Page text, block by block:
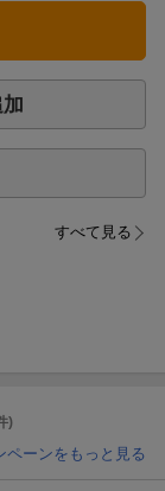
すべて見る
)
ペーンをもっと見る